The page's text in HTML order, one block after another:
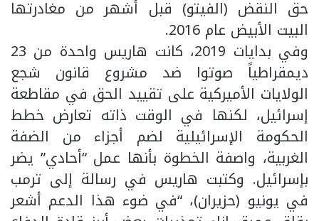
حق النقض (الفيتو) قبل أشهر من مغادرتها
البيت الأبيض عام 2016.
وفي بدايات 2019، كانت هاريس واحدة من 23
ديمقراطياً صوتوا ضد مشروع قانون شجع
الولايات الأميركية على تقييد الحق في مقاطعة
إسرائيل، لكنها في الوقت ذاته تعارض خطط
الحكومة الإسرائيلية لضم أجزاء من الضفة
الغربية، واصفة الخطوة بأنها عمل “أحادي” يضر
بإسرائيل. وكتبت هاريس في رسالة إلى ترمب
في يونيو (حزيران)، “في ضوء هذا الدعم أشعر